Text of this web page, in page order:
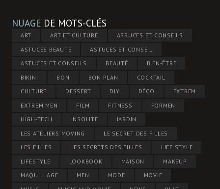
NUAGE DE MOTS-CLÉS
ART ART ET CULTURE
ASRUCES ET CONSEILS
ASTUCES BEAUTÉ
ASTUCES ET CONSEIL
ASTUCES ET CONSEILS
BEAUTÉ
BIEN-ÊTRE
BIKINI
BON BON PLAN
COCKTAIL
CULTURE
DESSERT DIY DÉCO
EXTREM
EXTREM MEN
FILM FITNESS
FORMEN
HIGH-TECH
INSOLITE
JARDIN
LES ATELIERS MOVING
LE SECRET DES FILLES
LES FILLES
LES SECRETS DES FILLES
LIFE STYLE
LIFESTYLE
LOOKBOOK MAISON
MAKEUP
MAQUILLAGE
MEN MODE
MOVIE